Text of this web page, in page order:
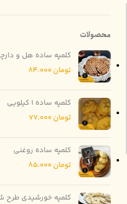
محصولات
کلمپه ساده هل و
تومان
کلمپه ساده 1 کیلویی
تومان
کلمپه ساده روغنی
تومان
کلمپه خورشیدی طرح